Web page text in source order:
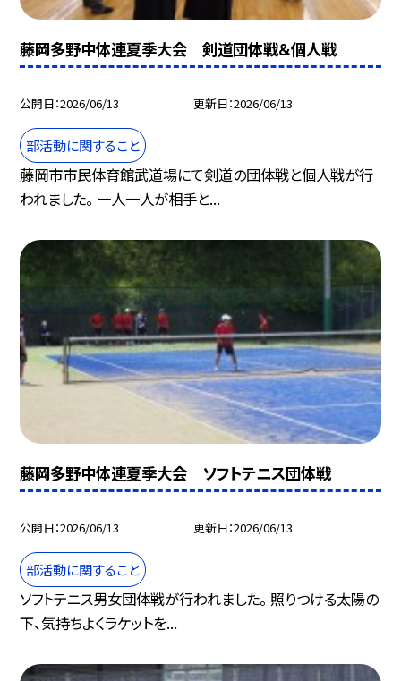
藤岡多野中体連夏季大会 剣道団体戦＆個人戦
公開日 2026/06/13 更新日 2026/06/13
部活動に関すること
藤岡市市民体育館武道場にて剣道の団体戦と個人戦が行
われました。 一人一人が相手と...
藤岡多野中体連夏季大会 ソフトテニス団体戦
公開日 2026/06/13 更新日 2026/06/13
部活動に関すること
ソフトテニス男女団体戦が行われました。 照りつける太陽の
下、気持ちよくラケットを...